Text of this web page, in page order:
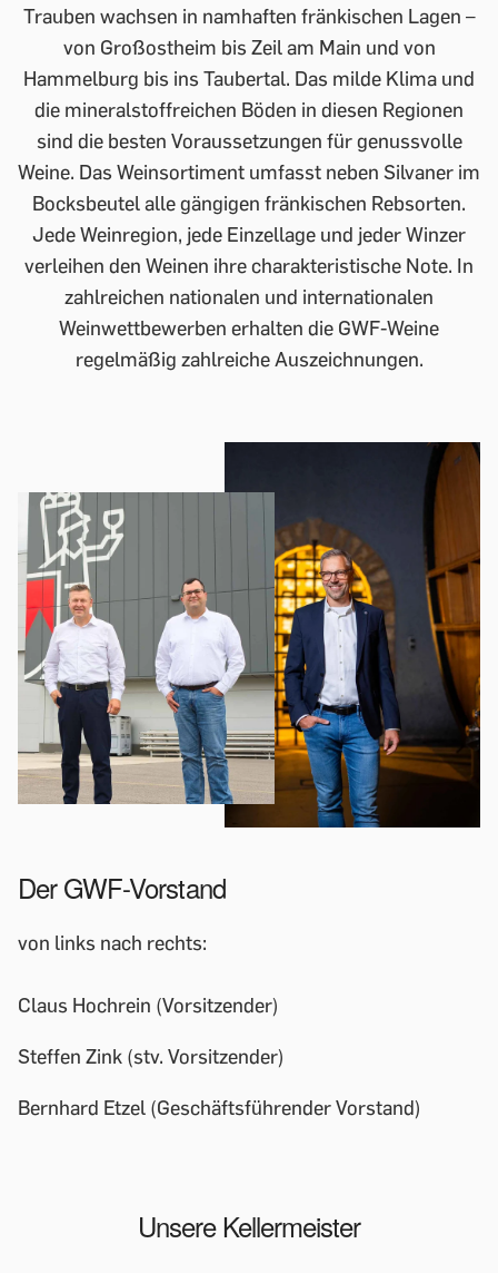
Trauben wachsen in namhaften fränkischen Lagen –
von Großostheim bis Zeil am Main und von
Hammelburg bis ins Taubertal. Das milde Klima und
die mineralstoffreichen Böden in diesen Regionen
sind die besten Voraussetzungen für genussvolle
Weine. Das Weinsortiment umfasst neben Silvaner im
Bocksbeutel alle gängigen fränkischen Rebsorten.
Jede Weinregion, jede Einzellage und jeder Winzer
verleihen den Weinen ihre charakteristische Note. In
zahlreichen nationalen und internationalen
Weinwettbewerben erhalten die GWF-Weine
regelmäßig zahlreiche Auszeichnungen.
Der GWF-Vorstand
von links nach rechts:
Claus Hochrein (Vorsitzender)
Steffen Zink (stv. Vorsitzender)
Bernhard Etzel (Geschäftsführender Vorstand)
Unsere Kellermeister